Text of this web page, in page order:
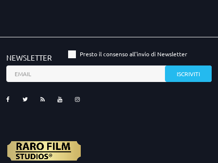
NEWSLETTER Presto il consenso all'invio di Newsletter